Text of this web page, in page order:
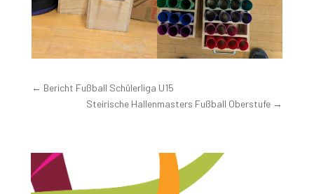
← Bericht Fußball Schülerliga U15
Steirische Hallenmasters Fußball Oberstufe →